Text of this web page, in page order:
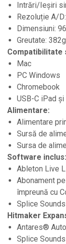
Accesorii Pick-up
Case-uri DJ
Console DJ
Controllere MIDI -
Genti pentru DJ
Mixere DJ
Platane DJ
Samplere si
Stative si pupitre DJ
Cabluri si
Cabluri adaptoare,
Cabluri audio
Cabluri de boxe
Cabluri de
Intrări/Ieșiri
Rezoluție A/
Dimensiuni:
Greutate: 382g
Compatibilitate
Mac
PC Windows
Chromebook
USB-C iPad
Alimentare:
Alimentare
Sursă de
Sursa de
Software inclus:
Ableton Live
Abonament
împreună cu
Splice Sounds
Hitmaker
Antares®
Splice Sounds